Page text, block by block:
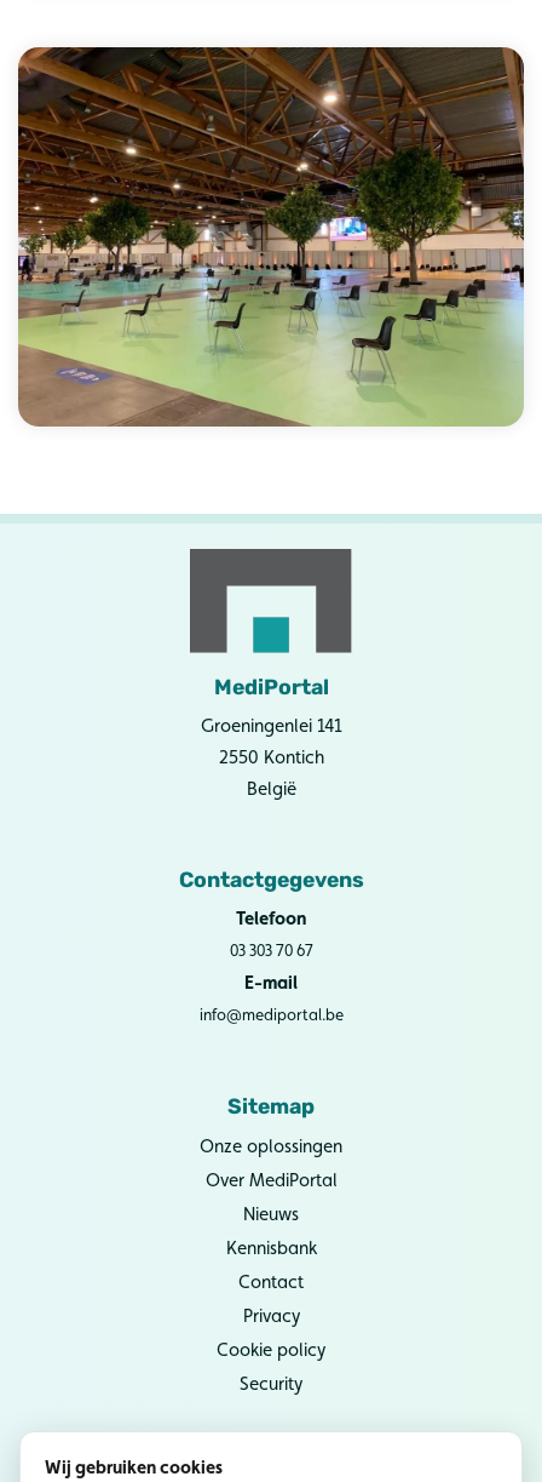
MediPortal
Groeningenlei 141
2550 Kontich
België
Contactgegevens
Telefoon
03 303 70 67
E-mail
info@mediportal.be
Sitemap
Onze oplossingen
Over MediPortal
Nieuws
Kennisbank
Contact
Privacy
Cookie policy
Security
Wij gebruiken cookies